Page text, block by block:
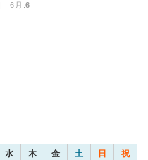
6月:6
水 木 金 土 日 祝